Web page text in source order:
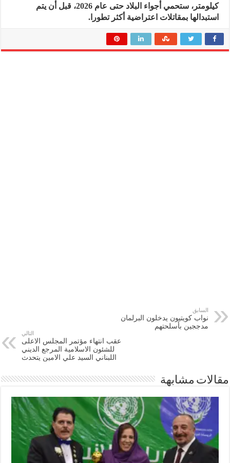
كيلومتر، ستحمي أجواء البلاد حتى عام 2026، قبل أن يتم
استبدالها بمقاتلات اعتراضية أكثر تطورا.
السابق
نواب كويتيون يدخلون البرلمان
مدججين بأسلحتهم
التالي
عقب انتهاء مؤتمر المجلس الاعلى
للشئون الاسلامية المرجع الديني
اللبناني السيد علي الامين يتحدث
مقالات مشابهة